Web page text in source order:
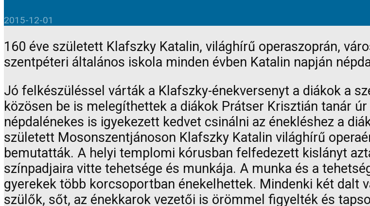
2015-12-01
160 éve született Klafszky Katalin, világhírű operaszoprán,
szentpéteri általános iskola minden évben Katalin napján
Jó felkészüléssel várták a Klafszky-énekversenyt a diákok a
közösen be is melegíthettek a diákok Prátser Krisztián tanár
népdalénekes is igyekezett kedvet csinálni az énekléshez a
született Mosonszentjánoson Klafszky Katalin világhírű
bemutatták. A helyi templomi kórusban felfedezett kislányt
színpadjaira vitte tehetsége és munkája. A munka és a
gyerekek több korcsoportban énekelhettek. Mindenki két dalt
szülők, sőt, az énekkarok vezetői is örömmel figyelték és